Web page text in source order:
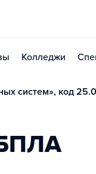
Колледжи
систем», код